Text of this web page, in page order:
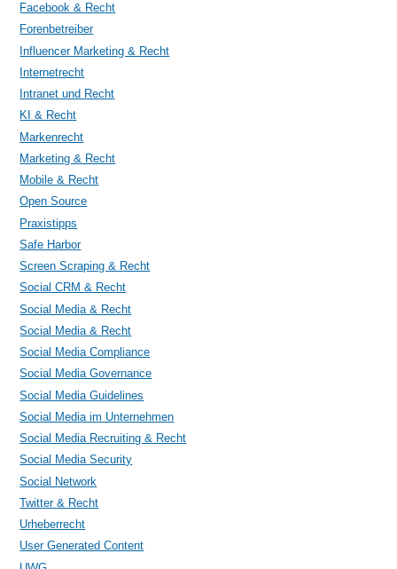
Facebook & Recht
Forenbetreiber
Influencer Marketing & Recht
Internetrecht
Intranet und Recht
KI & Recht
Markenrecht
Marketing & Recht
Mobile & Recht
Open Source
Praxistipps
Safe Harbor
Screen Scraping & Recht
Social CRM & Recht
Social Media & Recht
Social Media & Recht
Social Media Compliance
Social Media Governance
Social Media Guidelines
Social Media im Unternehmen
Social Media Recruiting & Recht
Social Media Security
Social Network
Twitter & Recht
Urheberrecht
User Generated Content